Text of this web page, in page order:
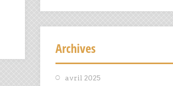
Archives
avril 2025